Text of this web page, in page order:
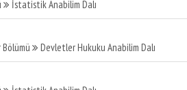
İstatistik Anabilim Dalı
Devletler Hukuku Anabilim Dalı